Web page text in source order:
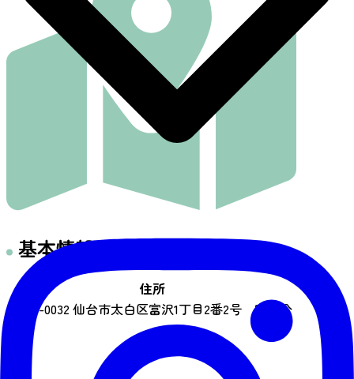
基本情報
住所
〒982-0032 仙台市太白区富沢1丁目2番2号 富沢公